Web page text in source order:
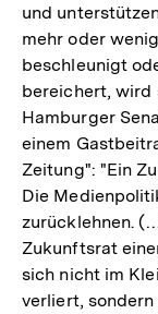
und
mehr oder
beschleunigt
bereichert, wird
Hamburger
einem
Zeitung": "Ein
Die
zurücklehnen.
Zukunftsrat
sich nicht im
verliert,